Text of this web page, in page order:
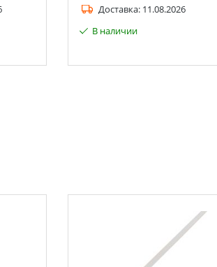
Доставка: 11.08.2026
В наличии